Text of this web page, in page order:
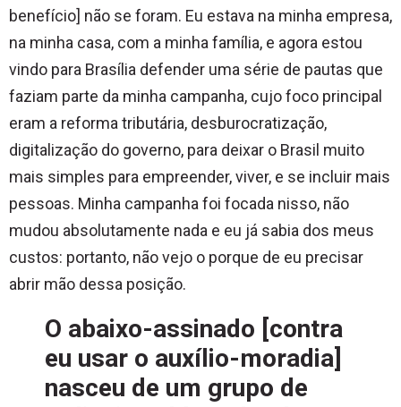
benefício] não se foram. Eu estava na minha empresa,
na minha casa, com a minha família, e agora estou
vindo para Brasília defender uma série de pautas que
faziam parte da minha campanha, cujo foco principal
eram a reforma tributária, desburocratização,
digitalização do governo, para deixar o Brasil muito
mais simples para empreender, viver, e se incluir mais
pessoas. Minha campanha foi focada nisso, não
mudou absolutamente nada e eu já sabia dos meus
custos: portanto, não vejo o porque de eu precisar
abrir mão dessa posição.
O abaixo-assinado [contra
eu usar o auxílio-moradia]
nasceu de um grupo de